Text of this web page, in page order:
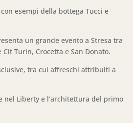
esempi della bottega Tucci e
un grande evento a Stresa tra
Turin, Crocetta e San Donato.
tra cui affreschi attribuiti a
nel Liberty e l’architettura del primo